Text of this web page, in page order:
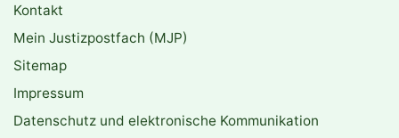
Kontakt
Mein Justizpostfach (MJP)
Sitemap
Impressum
Datenschutz und elektronische Kommunikation